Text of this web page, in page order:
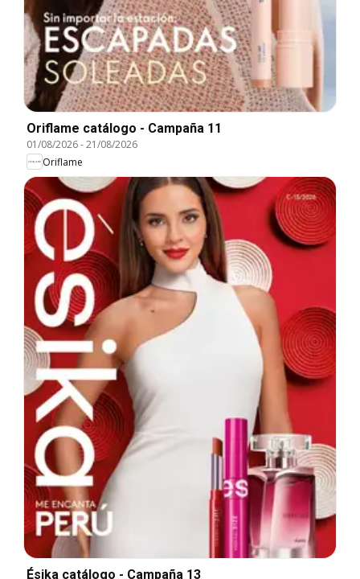
Oriflame catálogo - Campaña 11
01/08/2026-21/08/2026
Oriflame
Ésika catálogo - Campaña 13